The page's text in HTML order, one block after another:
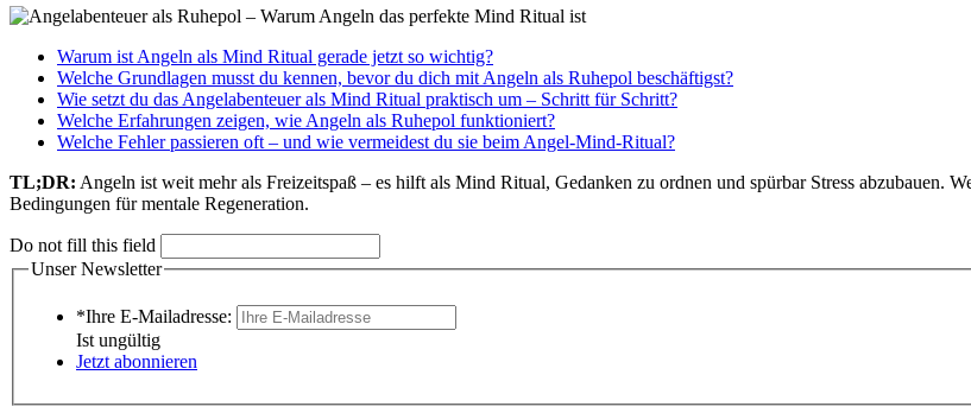
Warum ist Angeln als Mind Ritual gerade jetzt so wichtig?
Welche Grundlagen musst du kennen, bevor du dich mit Angeln als Ruhepol beschäftigst?
Wie setzt du das Angelabenteuer als Mind Ritual praktisch um – Schritt für Schritt?
Welche Erfahrungen zeigen, wie Angeln als Ruhepol funktioniert?
Welche Fehler passieren oft – und wie vermeidest du sie beim Angel-Mind-Ritual?
TL;DR: Angeln ist weit mehr als Freizeitspaß – es hilft als Mind Ritual, Gedanken zu ordnen und spürbar Stress abzubauen.
Bedingungen für mentale Regeneration.
Do not fill this field
Unser Newsletter
*Ihre E-Mailadresse:
Ist ungültig
Jetzt abonnieren